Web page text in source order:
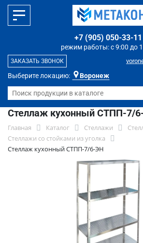
Выберите локацию: Воронеж
режим работы: с 9:00 до
+7 (905) 050-33-11
ЗАКАЗАТЬ ЗВОНОК
Стеллаж кухонный СТПП-7/
Главная Каталог Стеллажи
Стеллажи со стойками из уголка
Стеллаж кухонный СТПП-7/6-ЭН